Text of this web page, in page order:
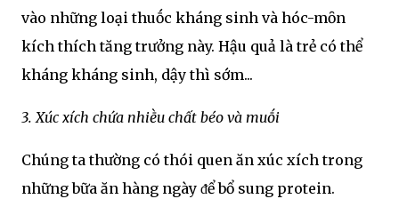
vào những loại thuṓc kháng sinh và hóc-mȏn
kích thích tăng trưởng này. Hậu quả là trẻ có thể
kháng kháng sinh, dậy thì sớm...
3. Xúc xích chứa nhiḕu chất béo và muṓi
Chúng ta thường có thói quen ăn xúc xích trong
những bữa ăn hàng ngày ᵭể bổ sung protein.